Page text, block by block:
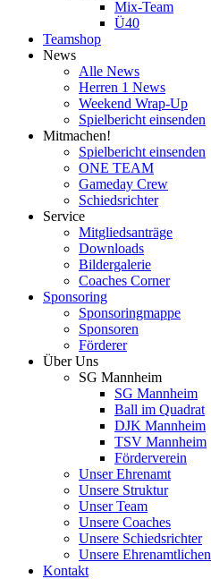
Mix-Team
Ü40
Teamshop
News
Alle News
Herren 1 News
Weekend Wrap-Up
Spielbericht einsenden
Mitmachen!
Spielbericht einsenden
ONE TEAM
Gameday Crew
Schiedsrichter
Service
Mitgliedsanträge
Downloads
Bildergalerie
Coaches Corner
Sponsoring
Sponsoringmappe
Sponsoren
Förderer
Über Uns
SG Mannheim
SG Mannheim
Ball im Quadrat
DJK Mannheim
TSV Mannheim
Förderverein
Unser Ehrenamt
Unsere Struktur
Unser Team
Unsere Coaches
Unsere Schiedsrichter
Unsere Ehrenamtlichen
Kontakt